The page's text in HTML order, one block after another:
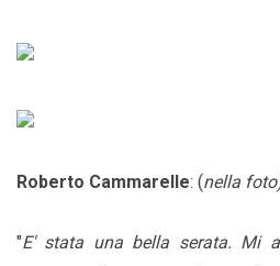
Roberto Cammarelle: (nella
"E' stata una bella serata. Mi